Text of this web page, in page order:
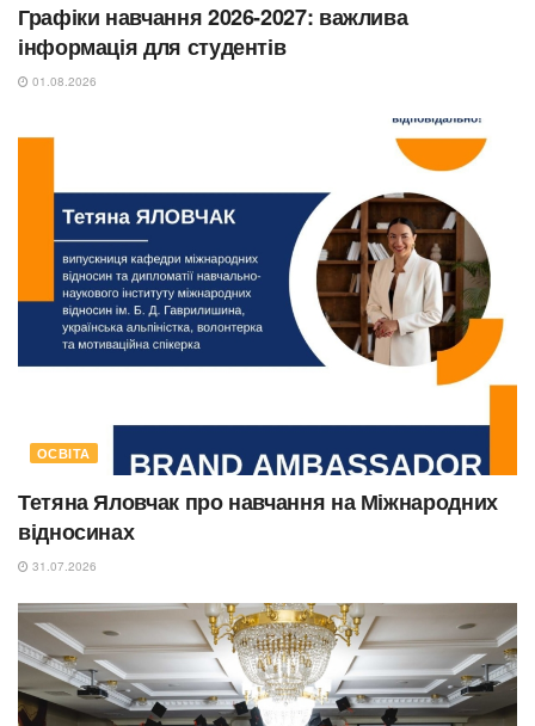
Графіки навчання 2026-2027: важлива
інформація для студентів
01.08.2026
ОСВІТА
Тетяна Яловчак про навчання на Міжнародних
відносинах
31.07.2026